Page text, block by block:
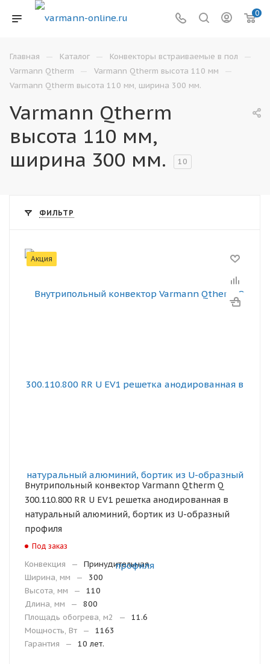
0
Главная — Каталог — Конвекторы встраиваемые в пол —
Varmann Qtherm — Varmann Qtherm высота 110 мм —
Varmann Qtherm высота 110 мм, ширина 300 мм.
Varmann Qtherm
высота 110 мм,
ширина 300 мм.
10
ФИЛЬТР
Акция
Внутрипольный конвектор Varmann Qtherm Q
300.110.800 RR U EV1 решетка анодированная в
натуральный алюминий, бортик из U-образный
профиля
Под заказ
Конвекция —
Принудительная
Ширина, мм
—
300
Высота, мм
—
110
Длина, мм
—
800
Площадь обогрева, м2
—
11.6
Мощность, Вт
—
1163
Гарантия
— 10 лет.